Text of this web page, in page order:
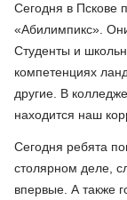
Сегодня в Пскове
«Абилимпикс».
Студенты и
компетенциях
другие. В
находится наш
Сегодня ребята
столярном деле,
впервые. А также